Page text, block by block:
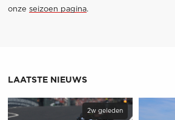
onze seizoen pagina.
LAATSTE NIEUWS
2w geleden